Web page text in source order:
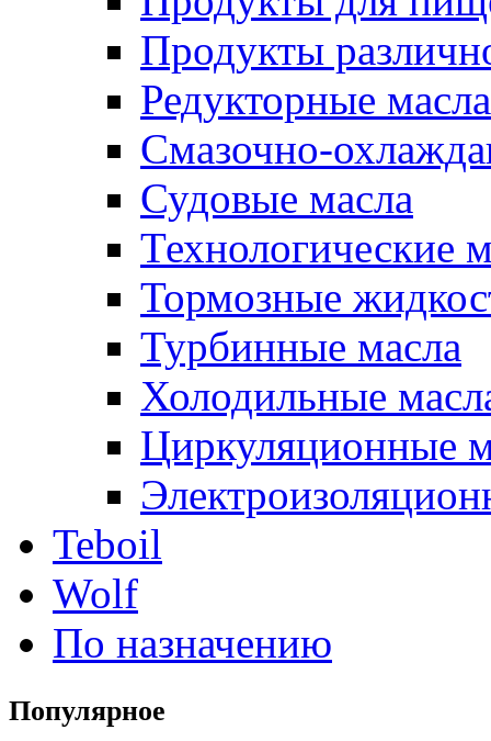
Продукты
Редукторные масла
Смазочно-
Судовые масла
Технологические
Тормозные
Турбинные масла
Холодильные
Циркуляционные
Teboil
Wolf
По назначению
Популярное